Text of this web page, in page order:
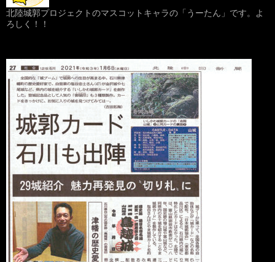
北陸城郭プロジェクトのマスコットキャラの「うーたん」です。よ
ろしく！！